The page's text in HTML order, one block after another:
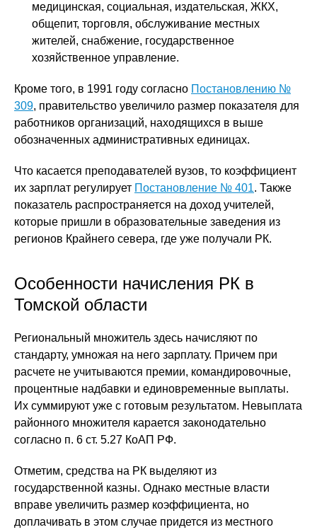
медицинская, социальная, издательская, ЖКХ,
общепит, торговля, обслуживание местных
жителей, снабжение, государственное
хозяйственное управление.
Кроме того, в 1991 году согласно Постановлению №
309, правительство увеличило размер показателя для
работников организаций, находящихся в выше
обозначенных административных единицах.
Что касается преподавателей вузов, то коэффициент
их зарплат регулирует Постановление № 401. Также
показатель распространяется на доход учителей,
которые пришли в образовательные заведения из
регионов Крайнего севера, где уже получали РК.
Особенности начисления РК в
Томской области
Региональный множитель здесь начисляют по
стандарту, умножая на него зарплату. Причем при
расчете не учитываются премии, командировочные,
процентные надбавки и единовременные выплаты.
Их суммируют уже с готовым результатом. Невыплата
районного множителя карается законодательно
согласно п. 6 ст. 5.27 КоАП РФ.
Отметим, средства на РК выделяют из
государственной казны. Однако местные власти
вправе увеличить размер коэффициента, но
доплачивать в этом случае придется из местного